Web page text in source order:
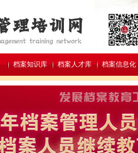
档案知识库 档案人才库 档案信息化